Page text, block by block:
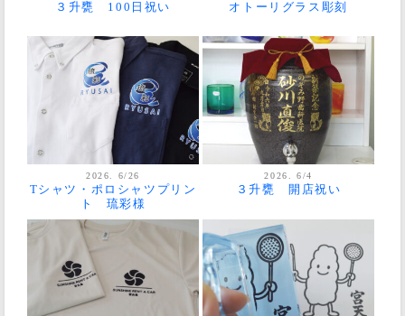
３升甕 100日祝い オトーリグラス彫刻
2026. 6/26
Tシャツ・ポロシャツプリン
ト 琉彩様
2026. 6/4
３升甕 開店祝い